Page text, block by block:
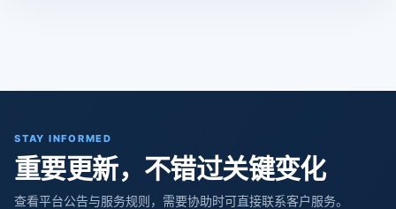
STAY INFORMED
重要更新，不错过关键变化
查看平台公告与服务规则，需要协助时可直接联系客户服务。